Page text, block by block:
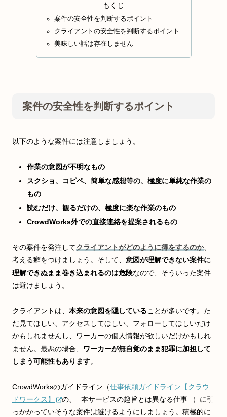
もくじ
案件の安全性を判断するポイント
クライアントの安全性を判断するポイント
美味しい話は存在しません
案件の安全性を判断するポイント
以下のような案件には注意しましょう。
作業の意図が不明なもの
スクショ、コピペ、簡単な感想等の、極度に単純な作業の
もの
読むだけ、観るだけの、極度に楽な作業のもの
CrowdWorks外での直接連絡を提案されるもの
その案件を発注してクライアントがどのように得をするのか、
考える癖をつけましょう。そして、 意図が理解できない案件に
理解できぬまま巻き込まれるのは危険なので、そういった案件
は避けましょう。
クライアントは、 本来の意図を隠していることが多いです。た
だ見てほしい、アクセスしてほしい、フォローしてほしいだけ
かもしれませんし、ワーカーの個人情報が欲しいだけかもしれ
ません。最悪の場合、 ワーカーが無自覚のまま犯罪に加担して
しまう可能性もあります。
CrowdWorksのガイドライン（仕事依頼ガイドライン【クラウ
ドワークス】
の、 本サービスの趣旨とは異なる仕事
）に引
っかかっていそうな案件は避けるようにしましょう。積極的に